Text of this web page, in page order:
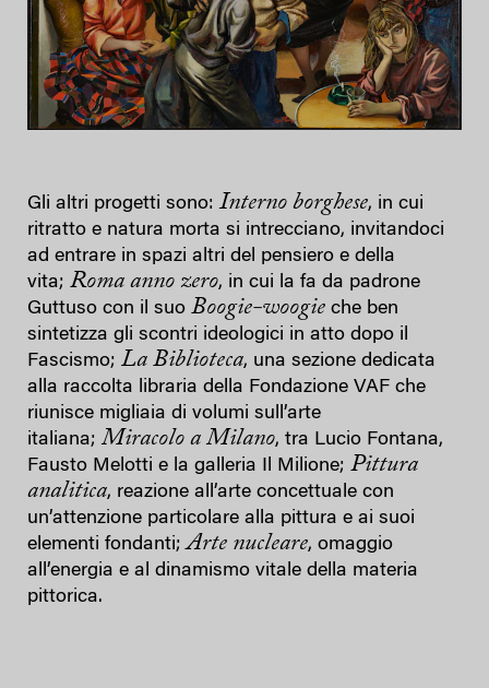
Gli altri progetti sono: Interno borghese, in cui
ritratto e natura morta si intrecciano, invitandoci
ad entrare in spazi altri del pensiero e della
vita; Roma anno zero, in cui la fa da padrone
Guttuso con il suo Boogie-woogie che ben
sintetizza gli scontri ideologici in atto dopo il
Fascismo; La Biblioteca, una sezione dedicata
alla raccolta libraria della Fondazione VAF che
riunisce migliaia di volumi sull’arte
italiana; Miracolo a Milano, tra Lucio Fontana,
Fausto Melotti e la galleria Il Milione; Pittura
analitica, reazione all’arte concettuale con
un’attenzione particolare alla pittura e ai suoi
elementi fondanti;Arte nucleare, omaggio
all’energia e al dinamismo vitale della materia
pittorica.